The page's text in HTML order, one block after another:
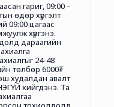
гариг, 09:00 –
өдөр хүргэлт
09:00 цагаас
хүргэнэ.
дараагийн
24-48
төлбөр 6000₮
худалдан авалт
хийгдэнэ. Та